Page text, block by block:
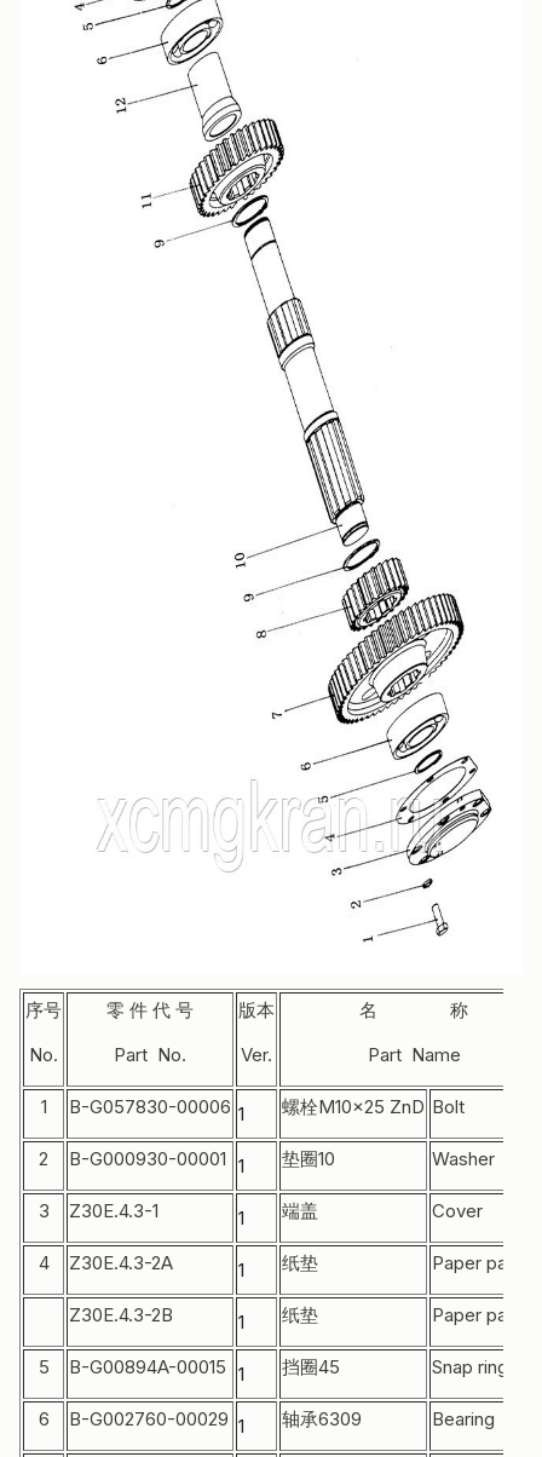
序号
No.
零 件 代 号
Part No.
版本
Ver.
名 称
Part Name
1 B-G057830-00006 1 螺栓M10×25 ZnD Bolt
2 B-G000930-00001 1 垫圈10 Washer
3 Z30E.4.3-1 1 端盖 Cover
4 Z30E.4.3-2A 1 纸垫 Paper pad
Z30E.4.3-2B 1 纸垫 Paper pad
5 B-G00894A-00015 1 挡圈45 Snap ring
6 B-G002760-00029 1 轴承6309 Bearing